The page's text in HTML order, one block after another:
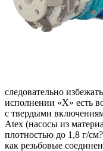
следовательно
исполнении «X» есть
с твердыми
Atex (насосы из
плотностью до 1,8 г/
как резьбовые